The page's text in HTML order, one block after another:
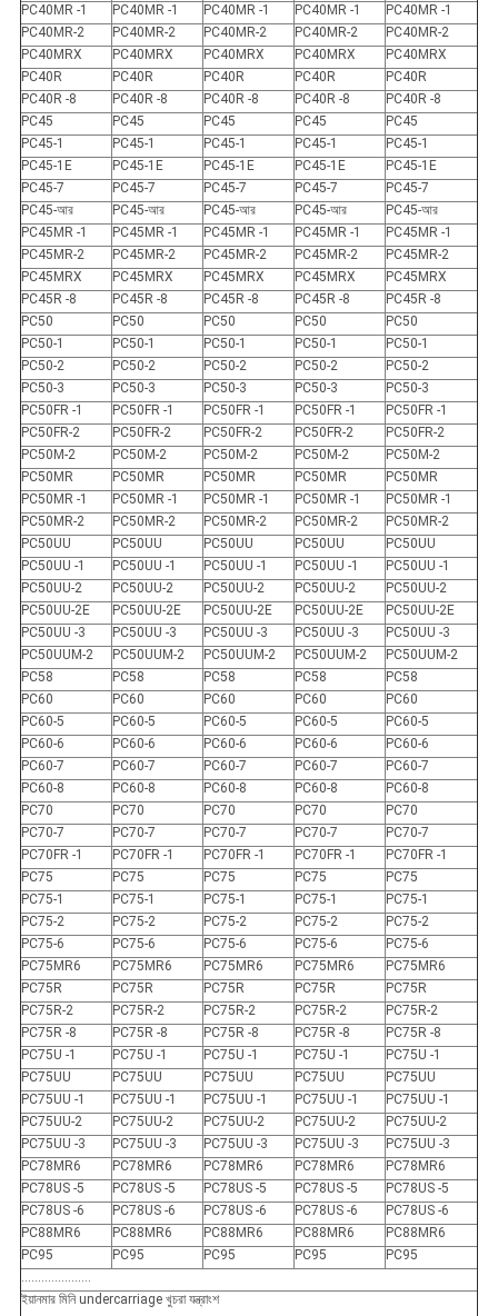
PC40MR -1
PC40MR -1 PC40MR -1 PC40MR -1
PC40MR -1
PC40MR-2
PC40MR-2 PC40MR-2 PC40MR-2
PC40MR-2
PC40MRX
PC40MRX PC40MRX PC40MRX
PC40MRX
PC40R
PC40R PC40R PC40R
PC40R
PC40R -8
PC40R -8 PC40R -8 PC40R -8
PC40R -8
PC45
PC45 PC45 PC45
PC45
PC45-1
PC45-1 PC45-1 PC45-1
PC45-1
PC45-1E
PC45-1E PC45-1E PC45-1E
PC45-1E
PC45-7
PC45-7 PC45-7 PC45-7
PC45-7
PC45-আর
PC45-আর PC45-আর PC45-আর
PC45-আর
PC45MR -1
PC45MR -1 PC45MR -1 PC45MR -1
PC45MR -1
PC45MR-2
PC45MR-2 PC45MR-2 PC45MR-2
PC45MR-2
PC45MRX
PC45MRX PC45MRX PC45MRX
PC45MRX
PC45R -8
PC45R -8 PC45R -8 PC45R -8
PC45R -8
PC50
PC50 PC50 PC50
PC50
PC50-1
PC50-1 PC50-1 PC50-1
PC50-1
PC50-2
PC50-2 PC50-2 PC50-2
PC50-2
PC50-3
PC50-3 PC50-3 PC50-3
PC50-3
PC50FR -1
PC50FR -1 PC50FR -1 PC50FR -1
PC50FR -1
PC50FR-2
PC50FR-2 PC50FR-2 PC50FR-2
PC50FR-2
PC50M-2
PC50M-2 PC50M-2 PC50M-2
PC50M-2
PC50MR
PC50MR PC50MR PC50MR
PC50MR
PC50MR -1
PC50MR -1 PC50MR -1 PC50MR -1
PC50MR -1
PC50MR-2
PC50MR-2 PC50MR-2 PC50MR-2
PC50MR-2
PC50UU
PC50UU PC50UU PC50UU
PC50UU
PC50UU -1
PC50UU -1 PC50UU -1 PC50UU -1
PC50UU -1
PC50UU-2
PC50UU-2 PC50UU-2 PC50UU-2
PC50UU-2
PC50UU-2E
PC50UU-2E PC50UU-2E PC50UU-2E
PC50UU-2E
PC50UU -3
PC50UU -3 PC50UU -3 PC50UU -3
PC50UU -3
PC50UUM-2
PC50UUM-2 PC50UUM-2 PC50UUM-2
PC50UUM-2
PC58
PC58 PC58 PC58
PC58
PC60
PC60 PC60 PC60
PC60
PC60-5
PC60-5 PC60-5 PC60-5
PC60-5
PC60-6
PC60-6 PC60-6 PC60-6
PC60-6
PC60-7
PC60-7 PC60-7 PC60-7
PC60-7
PC60-8
PC60-8 PC60-8 PC60-8
PC60-8
PC70
PC70 PC70 PC70
PC70
PC70-7
PC70-7 PC70-7 PC70-7
PC70-7
PC70FR -1
PC70FR -1 PC70FR -1 PC70FR -1
PC70FR -1
PC75
PC75 PC75 PC75
PC75
PC75-1
PC75-1 PC75-1 PC75-1
PC75-1
PC75-2
PC75-2 PC75-2 PC75-2
PC75-2
PC75-6
PC75-6 PC75-6 PC75-6
PC75-6
PC75MR6
PC75MR6 PC75MR6 PC75MR6
PC75MR6
PC75R
PC75R PC75R PC75R
PC75R
PC75R-2
PC75R-2 PC75R-2 PC75R-2
PC75R-2
PC75R -8
PC75R -8 PC75R -8 PC75R -8
PC75R -8
PC75U -1
PC75U -1 PC75U -1 PC75U -1
PC75U -1
PC75UU
PC75UU PC75UU PC75UU
PC75UU
PC75UU -1
PC75UU -1 PC75UU -1 PC75UU -1
PC75UU -1
PC75UU-2
PC75UU-2 PC75UU-2 PC75UU-2
PC75UU-2
PC75UU -3
PC75UU -3 PC75UU -3 PC75UU -3
PC75UU -3
PC78MR6
PC78MR6 PC78MR6 PC78MR6
PC78MR6
PC78US -5
PC78US -5 PC78US -5 PC78US -5
PC78US -5
PC78US -6
PC78US -6 PC78US -6 PC78US -6
PC78US -6
PC88MR6
PC88MR6 PC88MR6 PC88MR6
PC88MR6
PC95
PC95 PC95 PC95
PC95
.....................
ইয়ানমার মিনি undercarriage খুচরা যন্ত্রাংশ